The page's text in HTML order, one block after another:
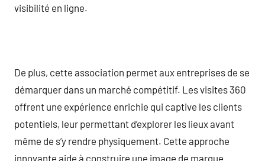
visibilité en ligne.
De plus, cette association permet aux entreprises de se
démarquer dans un marché compétitif. Les visites 360
offrent une expérience enrichie qui captive les clients
potentiels, leur permettant d’explorer les lieux avant
même de s’y rendre physiquement. Cette approche
innovante aide à construire une image de marque